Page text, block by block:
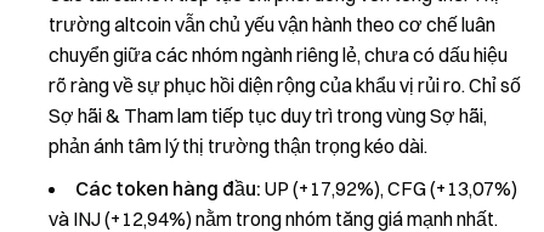
trường altcoin vẫn chủ yếu vận hành theo cơ chế luân
chuyển giữa các nhóm ngành riêng lẻ, chưa có dấu hiệu
rõ ràng về sự phục hồi diện rộng của khẩu vị rủi ro. Chỉ số
Sợ hãi & Tham lam tiếp tục duy trì trong vùng Sợ hãi,
phản ánh tâm lý thị trường thận trọng kéo dài.
Các token hàng đầu: UP (+17,92%), CFG (+13,07%)
và INJ (+12,94%) nằm trong nhóm tăng giá mạnh nhất.